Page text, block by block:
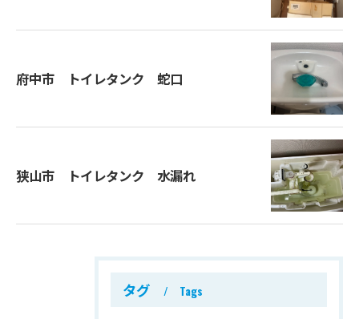
府中市 トイレタンク 蛇口
狭山市 トイレタンク 水漏れ
タグ Tags